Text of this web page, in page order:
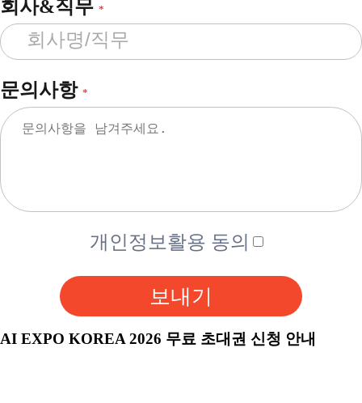
회사&직무 *
문의사항 *
개인정보활용 동의
보내기
AI EXPO KOREA 2026 무료 초대권 신청 안내